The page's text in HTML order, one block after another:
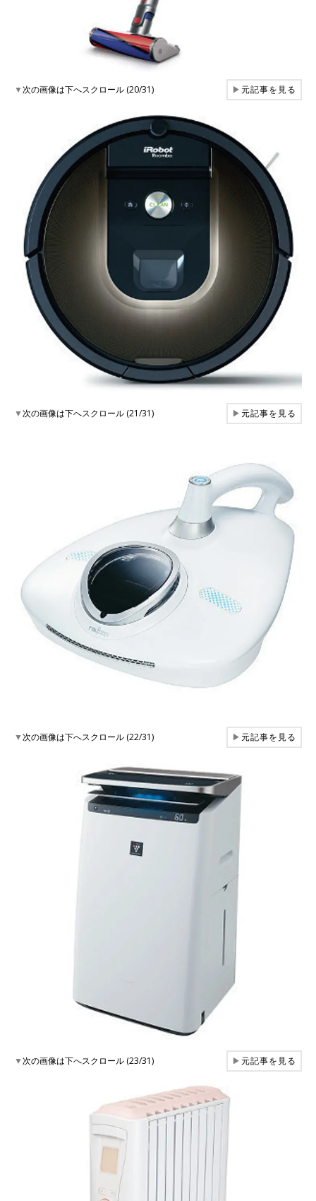
▼次の画像は下へスクロール (20/31) ▶元記事を見る
▼次の画像は下へスクロール (21/31) ▶元記事を見る
▼次の画像は下へスクロール (22/31) ▶元記事を見る
▼次の画像は下へスクロール (23/31) ▶元記事を見る